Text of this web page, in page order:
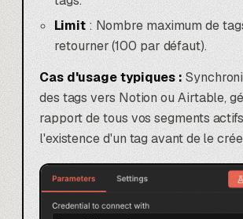
Limit: Nombre maximum de
retourner (100 par défaut).
Cas d'usage typiques :
des tags vers Notion ouAirtable,
rapport de tous vos segments
l'existence d'un tag avant de le